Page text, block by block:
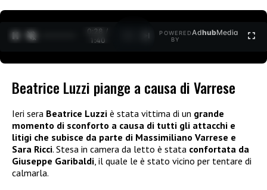
0:29 /
1:40
POWERED
BY
AdhubMedia
Beatrice Luzzi piange a causa di Varrese
Ieri sera Beatrice Luzzi è stata vittima di un grande
momento di sconforto a causa di tutti gli attacchi e
litigi che subisce da parte di Massimiliano Varrese e
Sara Ricci. Stesa in camera da letto è stata confortata da
Giuseppe Garibaldi, il quale le è stato vicino per tentare di
calmarla.